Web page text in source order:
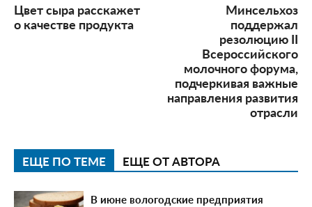
Цвет сыра расскажет
о качестве продукта
Минсельхоз
поддержал
резолюцию II
Всероссийского
молочного форума,
подчеркивая важные
направления развития
отрасли
ЕЩЕ ПО ТЕМЕ ЕЩЕ ОТ АВТОРА
В июне вологодские предприятия